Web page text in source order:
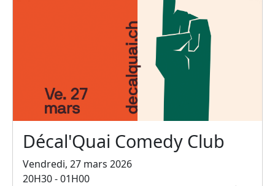
Décal'Quai Comedy Club
Vendredi, 27 mars 2026
20H30 - 01H00